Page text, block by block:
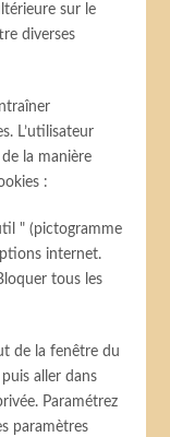
sur le
diverses
L’utilisateur
la manière
:
" (pictogramme
internet.
tous les
de la fenêtre du
aller dans
Paramétrez
paramètres